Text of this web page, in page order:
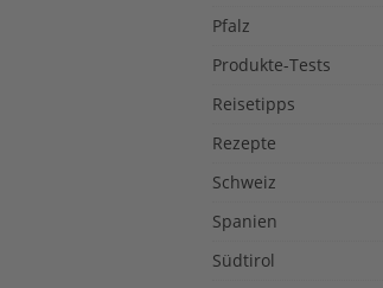
Pfalz
Produkte-Tests
Reisetipps
Rezepte
Schweiz
Spanien
Südtirol